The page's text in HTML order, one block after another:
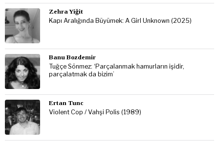
Zehra Yiğit
Kapı Aralığında Büyümek: A Girl Unknown (2025)
Banu Bozdemir
Tuğçe Sönmez: ‘Parçalanmak hamurların işidir,
parçalatmak da bizim’
Ertan Tunc
Violent Cop / Vahşi Polis (1989)